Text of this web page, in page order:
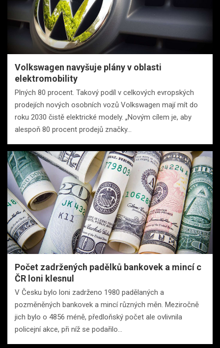
Volkswagen navyšuje plány v oblasti
elektromobility
Plných 80 procent. Takový podíl v celkových evropských
prodejích nových osobních vozů Volkswagen mají mít do
roku 2030 čistě elektrické modely. „Novým cílem je, aby
alespoň 80 procent prodejů značky…
Počet zadržených padělků bankovek a mincí c
ČR loni klesnul
V Česku bylo loni zadrženo 1980 padělaných a
pozměněných bankovek a mincí různých měn. Meziročně
jich bylo o 4856 méně, předloňský počet ale ovlivnila
policejní akce, při níž se podařilo…